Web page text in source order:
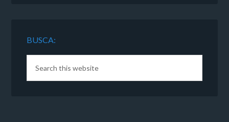
BUSCA: